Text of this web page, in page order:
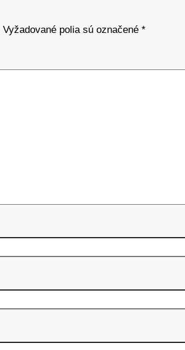
Vyžadované polia sú označené*